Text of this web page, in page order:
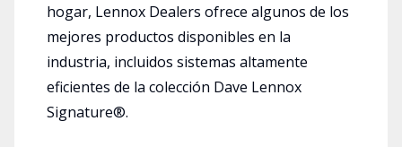
hogar, Lennox Dealers ofrece algunos de los
mejores productos disponibles en la
industria, incluidos sistemas altamente
eficientes de la colección Dave Lennox
Signature®.